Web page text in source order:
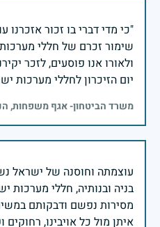
שימור זכרם של חללי מערכות
יום הזיכרון לחללי מערכות
משרד הביטחון- אגף משפחות,
עוצמתה וחוסנה של ישראל
בניה ובנותיה, חללי מערכות
מסירות נפשם ודבקותם